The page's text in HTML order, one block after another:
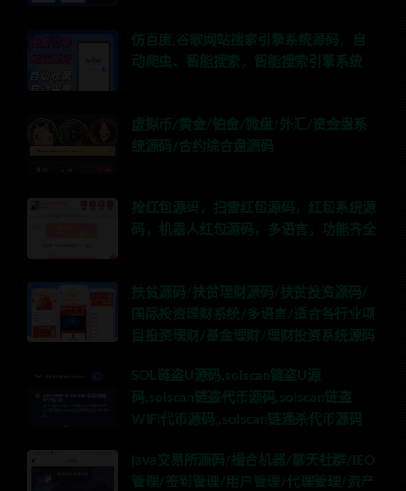
仿百度,谷歌网站搜索引擎系统源码，自
动爬虫、智能搜索，智能搜索引擎系统
虚拟币/黄金/铂金/微盘/外汇/资金盘系
统源码/合约综合盘源码
抢红包源码，扫雷红包源码，红包系统源
码，机器人红包源码，多语言，功能齐全
扶贫源码/扶贫理财源码/扶贫投资源码/
国际投资理财系统/多语言/适合各行业项
目投资理财/基金理财/理财投资系统源码
SOL链盗U源码,solscan链盗U源
码,solscan链盗代币源码,solscan链盗
WIFI代币源码,,solscan链通杀代币源码
java交易所源码/撮合机器/聊天社群/IEO
管理/签到管理/用户管理/代理管理/资产